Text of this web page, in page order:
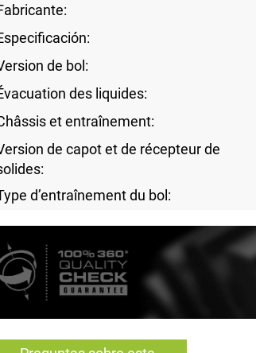
de bol:
des liquides:
et entraînement:
de capot et de récepteur de
d’entraînement du bol: